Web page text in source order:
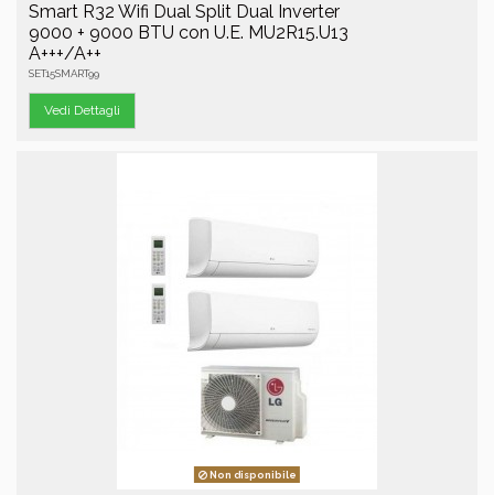
Smart R32 Wifi Dual Split Dual Inverter
9000 + 9000 BTU con U.E. MU2R15.U13
A+++/A++
SET15SMART99
Vedi Dettagli
Non disponibile